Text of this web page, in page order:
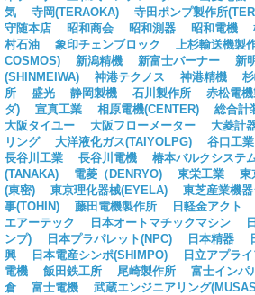
気
寺岡(TERAOKA) 寺田ポンプ製作所
守随本店
昭和商会 昭和測器 昭和電機
村石油
象印チェンブロック 上杉輸送機製
COSMOS)
新潟精機 新富士バーナー 新
(SHINMEIWA)
神港テクノス 神港精機
所
盛光 静岡製機 石川製作所 赤松電
ダ)
宣真工業 相原電機(CENTER) 総合計
大阪タイユー
大阪フローメーター 大菱計
リング
大洋液化ガス(TAIYOLPG) 谷口工業
長谷川工業
長谷川電機 椿本バルクシステ
(TANAKA)
電菱（DENRYO) 東栄工業 東
(東密)
東京理化器械(EYELA) 東芝産業機
事(TOHIN)
藤田電機製作所 日軽金アクト
エアーテック
日本オートマチックマシン
ンプ)
日本プラパレット(NPC) 日本精器
興
日本電産シンポ(SHIMPO) 日立アプラ
電機
飯田鉄工所 尾崎製作所 富士インパ
倉
富士電機 武蔵エンジニアリング